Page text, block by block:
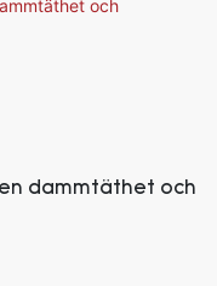
dammtäthet och